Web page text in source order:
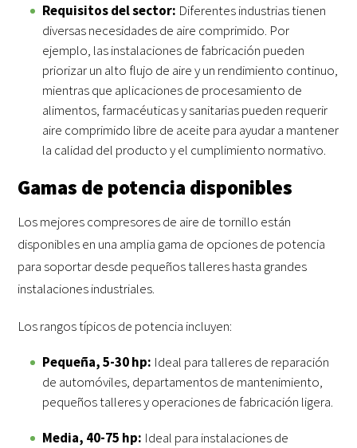
Requisitos del sector: Diferentes industrias tienen
diversas necesidades de aire comprimido. Por
ejemplo, las instalaciones de fabricación pueden
priorizar un alto flujo de aire y un rendimiento continuo,
mientras que aplicaciones de procesamiento de
alimentos, farmacéuticas y sanitarias pueden requerir
aire comprimido libre de aceite para ayudar a mantener
la calidad del producto y el cumplimiento normativo.
Gamas de potencia disponibles
Los mejores compresores de aire de tornillo están
disponibles en una amplia gama de opciones de potencia
para soportar desde pequeños talleres hasta grandes
instalaciones industriales.
Los rangos típicos de potencia incluyen:
Pequeña, 5-30 hp: Ideal para talleres de reparación
de automóviles, departamentos de mantenimiento,
pequeños talleres y operaciones de fabricación ligera.
Media, 40-75 hp: Ideal para instalaciones de